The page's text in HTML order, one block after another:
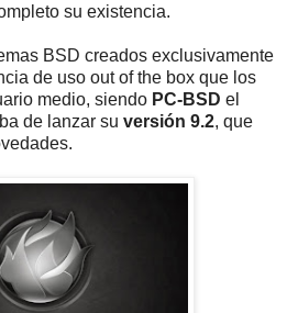
su existencia.
BSD creados exclusivamente
de uso out of the box que los
medio, siendo PC-BSD el
de lanzar su versión 9.2, que